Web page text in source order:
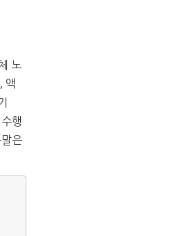
노
액
행
은